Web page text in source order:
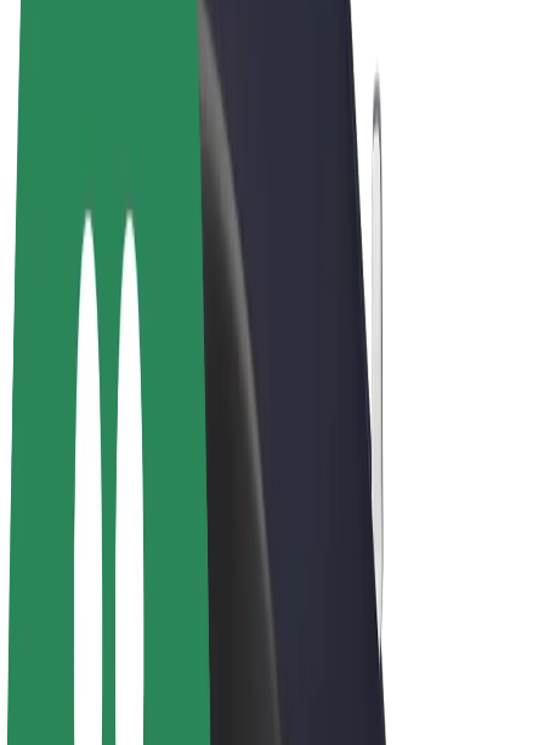
Bolt Drive
Bolt for Business
Biciclete electrice
Bolt Plus
Câștigă cu Bolt
Șoferi
Câștiguri șofer partener
Curieri